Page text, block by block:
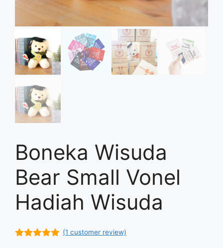
Boneka Wisuda
Bear Small Vonel
Hadiah Wisuda
(1 customer review)